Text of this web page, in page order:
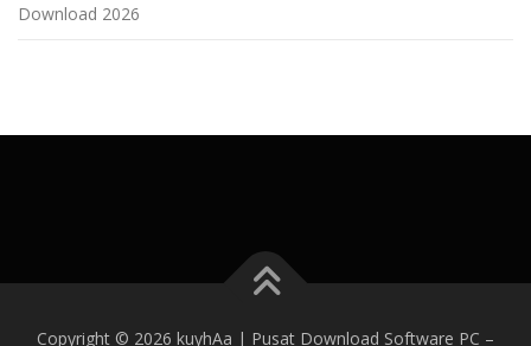
Download 2026
Copyright © 2026 kuyhAa | Pusat Download Software PC –